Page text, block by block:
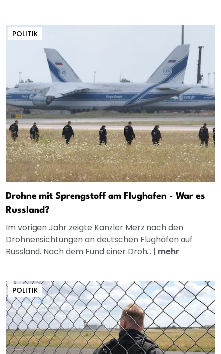
POLITIK
Drohne mit Sprengstoff am Flughafen - War es
Russland?
Im vorigen Jahr zeigte Kanzler Merz nach den
Drohnensichtungen an deutschen Flughäfen auf
Russland. Nach dem Fund einer Droh... | mehr
POLITIK